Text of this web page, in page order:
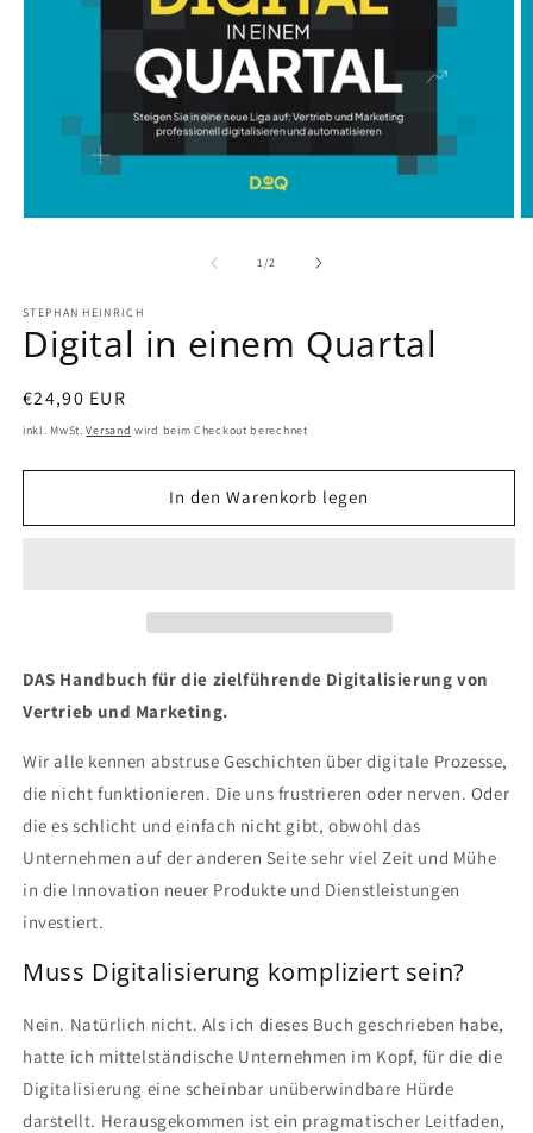
1/von
2
STEPHAN HEINRICH
Digital in einem Quartal
Normaler
Preis
€24,90 EUR
inkl. MwSt.Versand wird beim Checkout berechnet
In den Warenkorb legen
DAS Handbuch für die zielführende Digitalisierung von
Vertrieb und Marketing.
Wir alle kennen abstruse Geschichten über digitale Prozesse,
die nicht funktionieren. Die uns frustrieren oder nerven. Oder
die es schlicht und einfach nicht gibt, obwohl das
Unternehmen auf der anderen Seite sehr viel Zeit und Mühe
in die Innovation neuer Produkte und Dienstleistungen
investiert.
Muss Digitalisierung kompliziert sein?
Nein. Natürlich nicht. Als ich dieses Buch geschrieben habe,
hatte ich mittelständische Unternehmen im Kopf, für die die
Digitalisierung eine scheinbar unüberwindbare Hürde
darstellt. Herausgekommen ist ein pragmatischer Leitfaden,